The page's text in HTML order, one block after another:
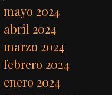
mayo 2024
abril 2024
marzo 2024
febrero 2024
enero 2024